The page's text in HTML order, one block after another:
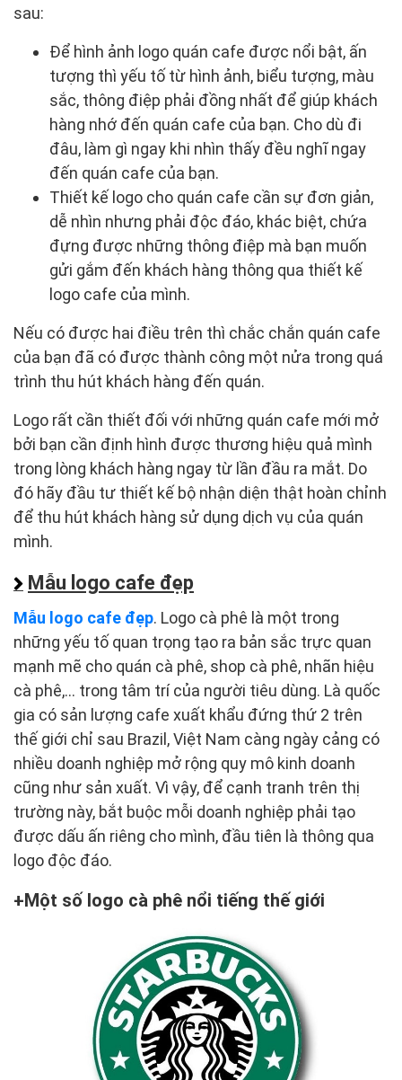
sau:
Để hình ảnh logo quán cafe được nổi bật, ấn
tượng thì yếu tố từ hình ảnh, biểu tượng, màu
sắc, thông điệp phải đồng nhất để giúp khách
hàng nhớ đến quán cafe của bạn. Cho dù đi
đâu, làm gì ngay khi nhìn thấy đều nghĩ ngay
đến quán cafe của bạn.
Thiết kế logo cho quán cafe cần sự đơn giản,
dễ nhìn nhưng phải độc đáo, khác biệt, chứa
đựng được những thông điệp mà bạn muốn
gửi gắm đến khách hàng thông qua thiết kế
logo cafe của mình.
Nếu có được hai điều trên thì chắc chắn quán cafe
của bạn đã có được thành công một nửa trong quá
trình thu hút khách hàng đến quán.
Logo rất cần thiết đối với những quán cafe mới mở
bởi bạn cần định hình được thương hiệu quả mình
trong lòng khách hàng ngay từ lần đầu ra mắt. Do
đó hãy đầu tư thiết kế bộ nhận diện thật hoàn chỉnh
để thu hút khách hàng sử dụng dịch vụ của quán
mình.
Mẫu logo cafe đẹp
Mẫu logo cafe đẹp. Logo cà phê là một trong
những yếu tố quan trọng tạo ra bản sắc trực quan
mạnh mẽ cho quán cà phê, shop cà phê, nhãn hiệu
cà phê,… trong tâm trí của người tiêu dùng. Là quốc
gia có sản lượng cafe xuất khẩu đứng thứ 2 trên
thế giới chỉ sau Brazil, Việt Nam càng ngày cảng có
nhiều doanh nghiệp mở rộng quy mô kinh doanh
cũng như sản xuất. Vì vậy, để cạnh tranh trên thị
trường này, bắt buộc mỗi doanh nghiệp phải tạo
được dấu ấn riêng cho mình, đầu tiên là thông qua
logo độc đáo.
Một số logo cà phê nổi tiếng thế giới